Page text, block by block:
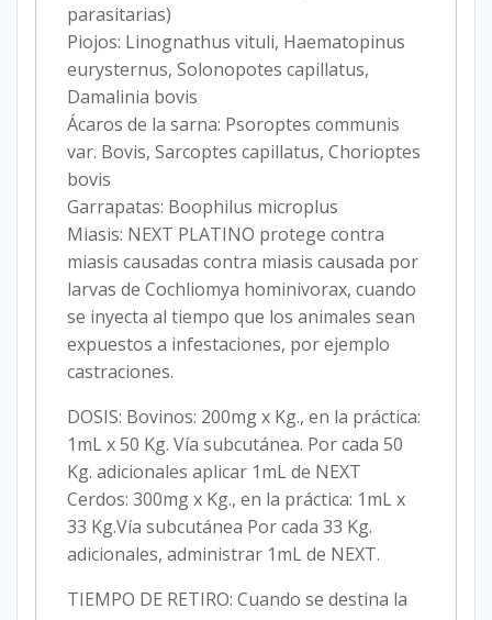
parasitarias)
Piojos: Linognathus vituli, Haematopinus
eurysternus, Solonopotes capillatus,
Damalinia bovis
Ácaros de la sarna: Psoroptes communis
var. Bovis, Sarcoptes capillatus, Chorioptes
bovis
Garrapatas: Boophilus microplus
Miasis: NEXT PLATINO protege contra
miasis causadas contra miasis causada por
larvas de Cochliomya hominivorax, cuando
se inyecta al tiempo que los animales sean
expuestos a infestaciones, por ejemplo
castraciones.
DOSIS: Bovinos: 200mg x Kg., en la práctica:
1mL x 50 Kg. Vía subcutánea. Por cada 50
Kg. adicionales aplicar 1mL de NEXT
Cerdos: 300mg x Kg., en la práctica: 1mL x
33 Kg.Vía subcutánea Por cada 33 Kg.
adicionales, administrar 1mL de NEXT.
TIEMPO DE RETIRO: Cuando se destina la